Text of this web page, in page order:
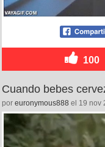
100
Cuando bebes
por euronymous888 el 19 nov